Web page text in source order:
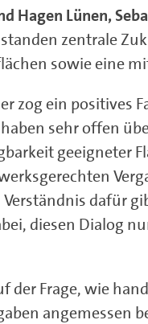
Hagen Lünen,
zentrale
sowie eine
zog ein positives
sehr offen
geeigneter
Verständnis dafür
diesen Dialog
der Frage, wie
angemessen